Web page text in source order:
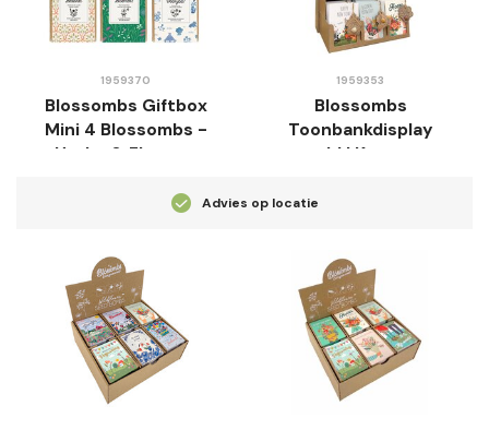
1959370
Blossombs Giftbox
Mini 4 Blossombs -
Herbs & Flowers
verschillende
1959353
Blossombs
Toonbankdisplay
gevuld | Kaarten -
Advies op locatie